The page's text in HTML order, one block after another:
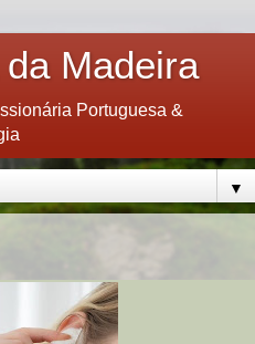
Madeira
Portuguesa &
▼